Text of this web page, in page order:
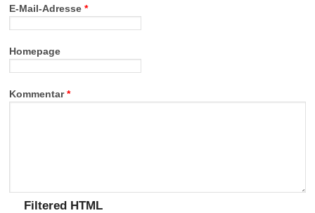
E-Mail-Adresse*
Homepage
Kommentar*
Filtered HTML